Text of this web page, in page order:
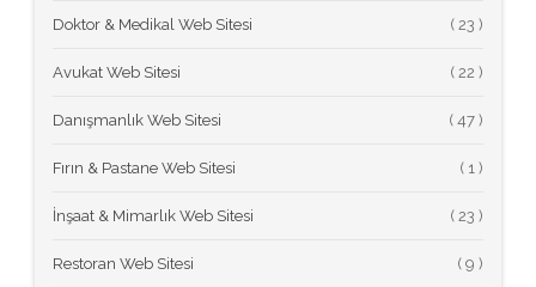
Doktor & Medikal Web Sitesi (
Avukat Web Sitesi (
Danışmanlık Web Sitesi (
Fırın & Pastane Web Sitesi (
İnşaat & Mimarlık Web Sitesi (
Restoran Web Sitesi (